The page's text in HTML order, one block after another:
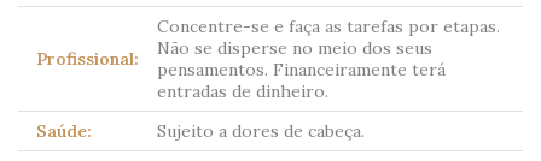
Profissional:
Concentre-se e faça as tarefas por etapas.
Não se disperse no meio dos seus
pensamentos. Financeiramente terá
entradas de dinheiro.
Saúde:
Sujeito a dores de cabeça.